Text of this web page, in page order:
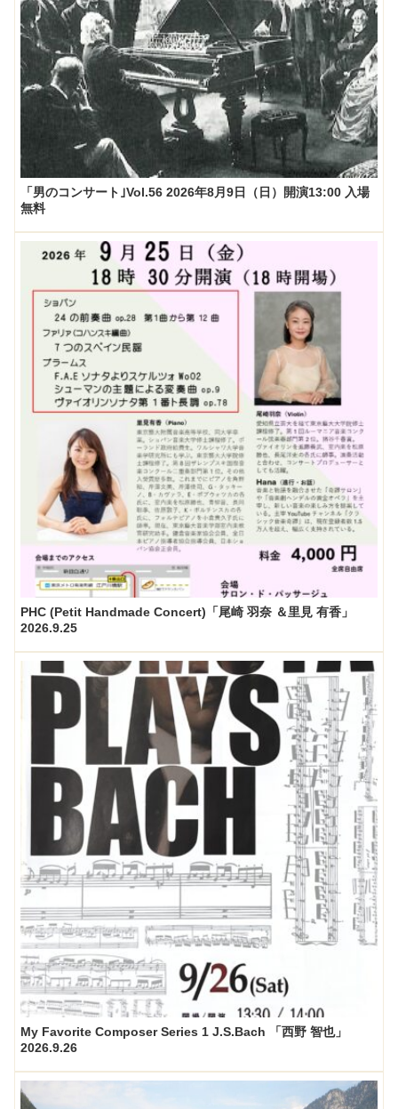
「男のコンサート｣Vol.56 2026年8月9日（日）開演13:00 入場
無料
PHC (Petit Handmade Concert)「尾崎 羽奈 ＆里見 有香」
2026.9.25
My Favorite Composer Series 1 J.S.Bach 「西野 智也」
2026.9.26